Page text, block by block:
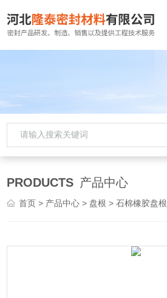
PRODUCTS 产品中心
首页 > 产品中心 > 盘根 >石棉橡胶盘根